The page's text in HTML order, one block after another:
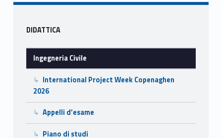
k
Sidebar
DIDATTICA
Ingegneria Civile
International Project Week Copenaghen
2026
Appelli d’esame
Piano di studi